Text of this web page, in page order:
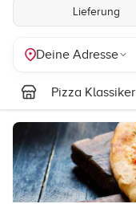
Lieferung
Deine Adresse
Pizza Klassiker